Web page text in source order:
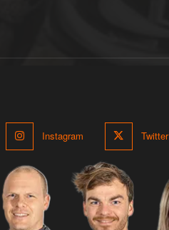
Instagram Twitter